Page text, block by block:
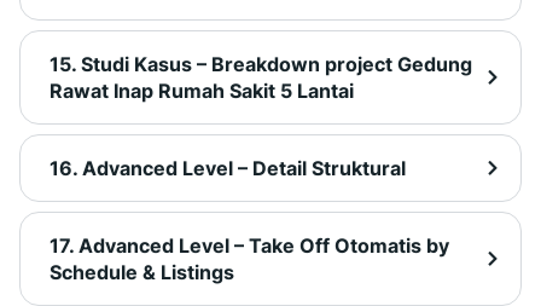
15. Studi Kasus – Breakdown project Gedung
Rawat Inap Rumah Sakit 5 Lantai
16. Advanced Level – Detail Struktural
17. Advanced Level – Take Off Otomatis by
Schedule & Listings